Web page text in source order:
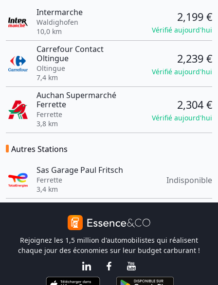
Intermarche
Waldighofen
10,0 km
2,199 €
Vérifié aujourd'hui
Carrefour Contact
Oltingue
Oltingue
7,4 km
2,239 €
Vérifié aujourd'hui
Auchan Supermarché
Ferrette
Ferrette
3,8 km
2,304 €
Vérifié aujourd'hui
Autres Stations
Sas Garage Paul Fritsch
Ferrette
3,4 km
Indisponible
Rejoignez les 1,5 million d'automobilistes qui réalisent
chaque jour des économies sur leur budget carburant !